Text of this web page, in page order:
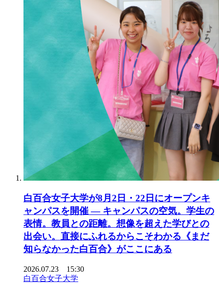
白百合女子大学が8月2日・22日にオープンキ
ャンパスを開催 ― キャンパスの空気。学生の
表情。教員との距離。想像を超えた学びとの
出会い。直接にふれるからこそわかる《まだ
知らなかった白百合》がここにある
2026.07.23 15:30
白百合女子大学